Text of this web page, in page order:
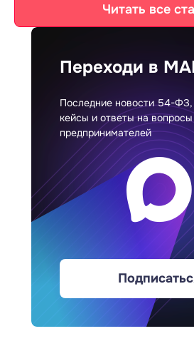
Читать все
Переходи в
Последние новости 54-
кейсы и ответы на вопросы
предпринимателей